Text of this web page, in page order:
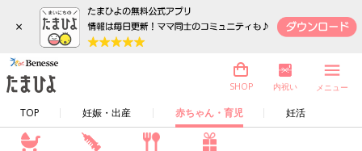
×
TOP 妊娠・出産 赤ちゃん・育児 妊活
SHOP 内祝い メニュー